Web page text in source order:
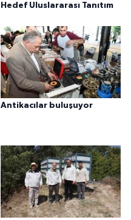
Hedef Uluslararası Tanıtım
Antikacılar buluşuyor